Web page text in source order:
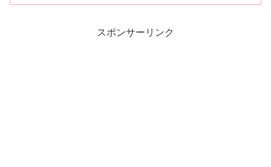
スポンサーリンク